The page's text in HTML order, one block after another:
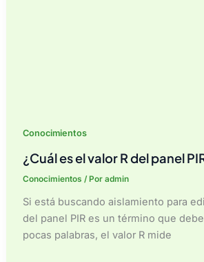
Conocimientos
¿Cuál es el valor R del panel
Conocimientos / Poradmin
Si está buscando aislamiento para
del panel PIR es un término que
pocas palabras, el valor R mide